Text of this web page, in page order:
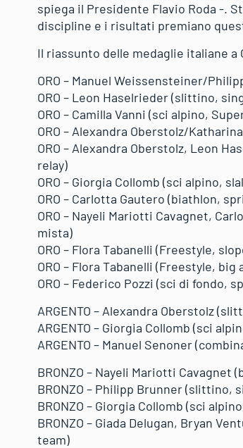
spiega il Presidente Flavio Roda -.
discipline e i risultati premiano
Il riassunto delle medaglie italiane a
ORO – Manuel Weissensteiner/
ORO – Leon Haselrieder (slittino,
ORO – Camilla Vanni (sci alpino,
ORO – Alexandra Oberstolz/
ORO – Alexandra Oberstolz, Leon
relay)
ORO – Giorgia Collomb (sci alpino,
ORO – Carlotta Gautero (biathlon,
ORO – Nayeli Mariotti Cavagnet,
mista)
ORO – Flora Tabanelli (Freestyle,
ORO – Flora Tabanelli (Freestyle, big
ORO – Federico Pozzi (sci di fondo,
ARGENTO – Alexandra Oberstolz
ARGENTO – Giorgia Collomb (sci
ARGENTO – Manuel Senoner
BRONZO – Nayeli Mariotti
BRONZO – Philipp Brunner (slittino,
BRONZO – Giorgia Collomb (sci
BRONZO – Giada Delugan, Bryan
team)